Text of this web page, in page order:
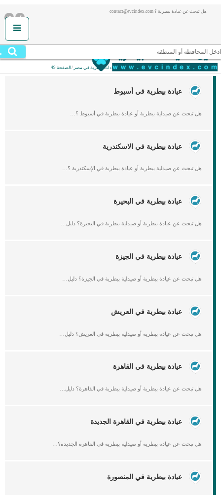
هل تبحث عن عيادة بيطرية ؟ contact@evcindex.com
ادخل المحافظة أو المنطقة
أنت هنا: الصفحة الرئيسية /عيادات بيطرية في مصر /الصفحة 49
عيادة بيطرية في أسيوط
هل تبحث عن صيدلية بيطرية أو عيادة بيطرية في أسيوط ؟…
عيادة بيطرية في الاسكندرية
هل تبحث عن صيدلية بيطرية أو عيادة بيطرية في الإسكندرية ؟…
عيادة بيطرية في البحيرة
هل تبحث عن عيادة بيطرية أو صيدلية بيطرية في البحيرة؟ دليل…
عيادة بيطرية في الجيزة
هل تبحث عن عيادة بيطرية أو صيدلية بيطرية في الجيزة؟ دليل…
عيادة بيطرية في العريش
هل تبحث عن عيادة بيطرية أو صيدلية بيطرية في العريش؟ دليل…
عيادة بيطرية في القاهرة
هل تبحث عن عيادة بيطرية أو صيدلية بيطرية في القاهرة؟ دليل…
عيادة بيطرية في القاهرة الجديدة
هل تبحث عن عيادة بيطرية أو صيدلية بيطرية في القاهرة الجديدة؟…
عيادة بيطرية في المنصورة